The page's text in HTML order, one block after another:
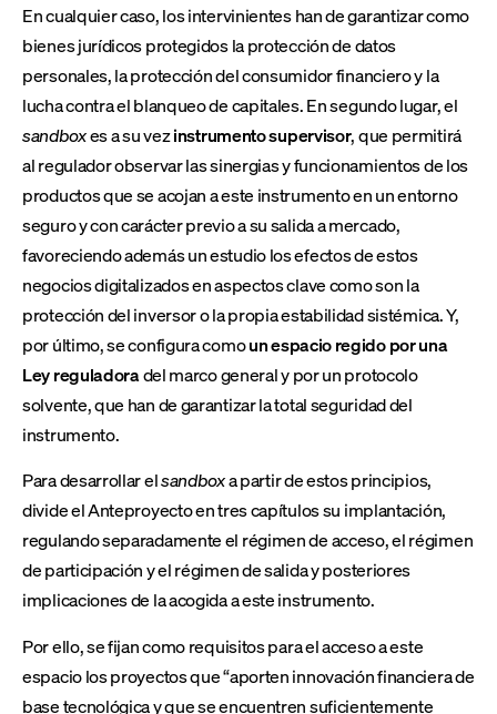
En cualquier caso, los intervinientes han de garantizar como
bienes jurídicos protegidos la protección de datos
personales, la protección del consumidor financiero y la
lucha contra el blanqueo de capitales. En segundo lugar, el
sandboxes a su vezinstrumento supervisor, que permitirá
al regulador observar las sinergias y funcionamientos de los
productos que se acojan a este instrumento en un entorno
seguro y con carácter previo a su salida a mercado,
favoreciendo además un estudio los efectos de estos
negocios digitalizados en aspectos clave como son la
protección del inversor o la propia estabilidad sistémica. Y,
por último, se configura comoun espacio regido por una
Ley reguladoradel marco general y por un protocolo
solvente, que han de garantizar la total seguridad del
instrumento.
Para desarrollar elsandboxa partir de estos principios,
divide el Anteproyecto en tres capítulos su implantación,
regulando separadamente el régimen de acceso, el régimen
de participación y el régimen de salida y posteriores
implicaciones de la acogida a este instrumento.
Por ello, se fijan como requisitos para el acceso a este
espacio los proyectos que “aporten innovación financiera de
base tecnológica y que se encuentren suficientemente